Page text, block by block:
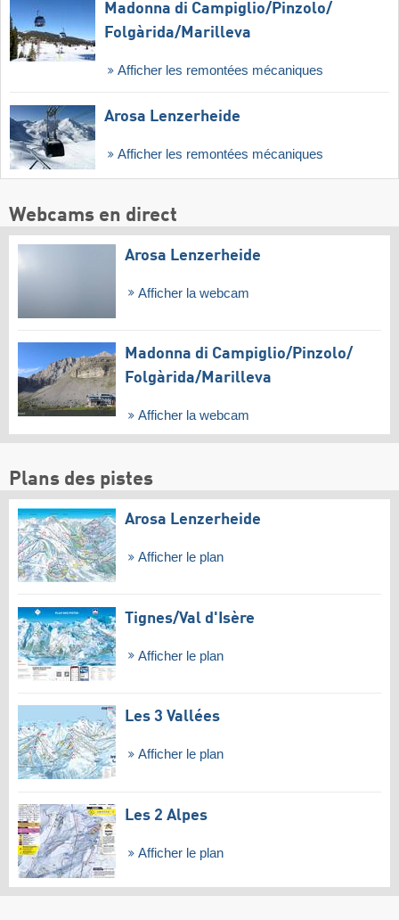
Madonna di Campiglio/​Pinzolo/​
Folgàrida/​Marilleva
Afficher les remontées mécaniques
Arosa Lenzerheide
Afficher les remontées mécaniques
Webcams en direct
Arosa Lenzerheide
Afficher la webcam
Madonna di Campiglio/​Pinzolo/​
Folgàrida/​Marilleva
Afficher la webcam
Plans des pistes
Arosa Lenzerheide
Afficher le plan
Tignes/​Val d'Isère
Afficher le plan
Les 3 Vallées
Afficher le plan
Les 2 Alpes
Afficher le plan